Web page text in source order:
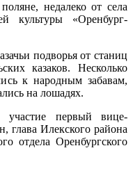
недалеко от села
культуры «Оренбург-
подворья от станиц
казаков. Несколько
к народным забавам,
на лошадях.
первый вице-
глава Илекского района
отдела Оренбургского